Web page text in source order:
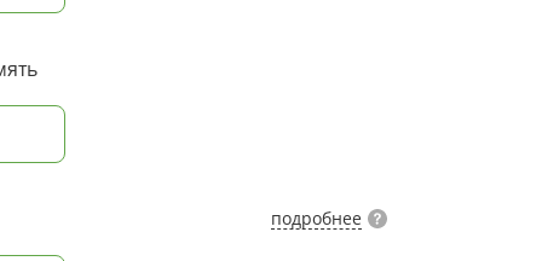
подробнее